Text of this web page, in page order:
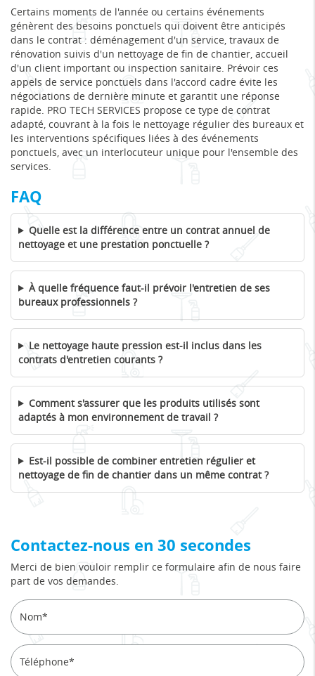
Certains moments de l'année ou certains événements
génèrent des besoins ponctuels qui doivent être anticipés
dans le contrat : déménagement d'un service, travaux de
rénovation suivis d'un nettoyage de fin de chantier, accueil
d'un client important ou inspection sanitaire. Prévoir ces
appels de service ponctuels dans l'accord cadre évite les
négociations de dernière minute et garantit une réponse
rapide. PRO TECH SERVICES propose ce type de contrat
adapté, couvrant à la fois le nettoyage régulier des bureaux et
les interventions spécifiques liées à des événements
ponctuels, avec un interlocuteur unique pour l'ensemble des
services.
FAQ
Quelle est la différence entre un contrat annuel de
nettoyage et une prestation ponctuelle ?
À quelle fréquence faut-il prévoir l'entretien de ses
bureaux professionnels ?
Le nettoyage haute pression est-il inclus dans les
contrats d'entretien courants ?
Comment s'assurer que les produits utilisés sont
adaptés à mon environnement de travail ?
Est-il possible de combiner entretien régulier et
nettoyage de fin de chantier dans un même contrat ?
Contactez-nous en 30 secondes
Merci de bien vouloir remplir ce formulaire afin de nous faire
part de vos demandes.